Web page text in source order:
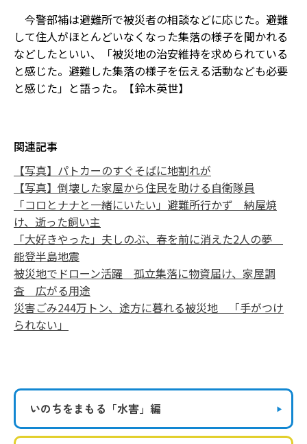
今警部補は避難所で被災者の相談などに応じた。避難
して住人がほとんどいなくなった集落の様子を聞かれる
などしたといい、「被災地の治安維持を求められている
と感じた。避難した集落の様子を伝える活動なども必要
と感じた」と語った。【鈴木英世】
関連記事
【写真】パトカーのすぐそばに地割れが
【写真】倒壊した家屋から住民を助ける自衛隊員
「コロとナナと一緒にいたい」避難所行かず 納屋焼
け、逝った飼い主
「大好きやった」夫しのぶ、春を前に消えた2人の夢
能登半島地震
被災地でドローン活躍 孤立集落に物資届け、家屋調
査 広がる用途
災害ごみ244万トン、途方に暮れる被災地 「手がつけ
られない」
いのちをまもる 「水害」編